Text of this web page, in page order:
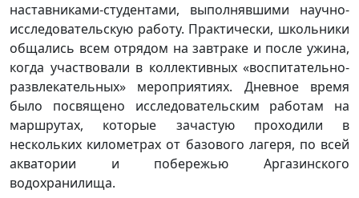
наставниками-студентами, выполнявшими научно-
исследовательскую работу. Практически, школьники
общались всем отрядом на завтраке и после ужина,
когда участвовали в коллективных «воспитательно-
развлекательных» мероприятиях. Дневное время
было посвящено исследовательским работам на
маршрутах, которые зачастую проходили в
нескольких километрах от базового лагеря, по всей
акватории и побережью Аргазинского
водохранилища.